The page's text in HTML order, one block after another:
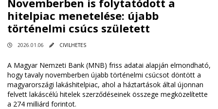
hitelpiac menetelése: újabb
történelmi csúcs született
2026.01.06 CIVILHETES
A Magyar Nemzeti Bank (MNB) friss adatai alapján elmondható,
hogy tavaly novemberben újabb történelmi csúcsot döntött a
magyarországi lakáshitelpiac, ahol a háztartások által újonnan
felvett lakáscélú hitelek szerződéseinek összege megközelítette
a 274 milliárd forintot.